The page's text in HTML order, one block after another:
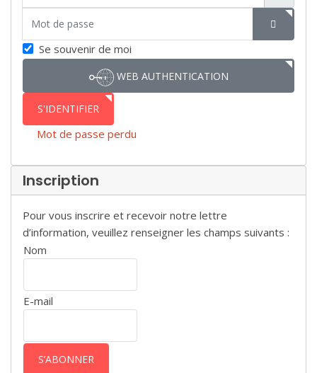
SHOW
Se souvenir de moi
WEB AUTHENTICATION
S'IDENTIFIER
Mot de passe perdu
Inscription
Pour vous inscrire et recevoir notre lettre
d’information, veuillez renseigner les champs suivants :
Nom
E-mail